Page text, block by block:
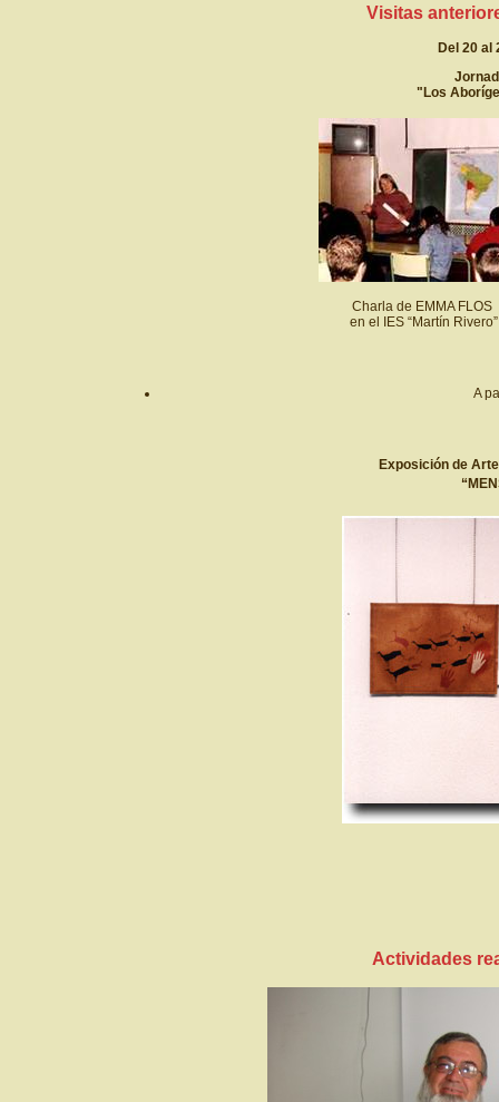
Visitas
Del 20 al
"Los
Charla de EMMA
en el IES “Martín
A
Exposición de
Actividades